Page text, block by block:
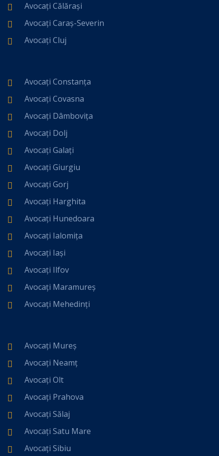
Avocați Călărași
Avocați Caraș-Severin
Avocați Cluj
Avocați Constanța
Avocați Covasna
Avocați Dâmbovița
Avocați Dolj
Avocați Galați
Avocați Giurgiu
Avocați Gorj
Avocați Harghita
Avocați Hunedoara
Avocați Ialomița
Avocați Iași
Avocați Ilfov
Avocați Maramureș
Avocați Mehedinți
Avocați Mureș
Avocați Neamț
Avocați Olt
Avocați Prahova
Avocați Sălaj
Avocați Satu Mare
Avocați Sibiu